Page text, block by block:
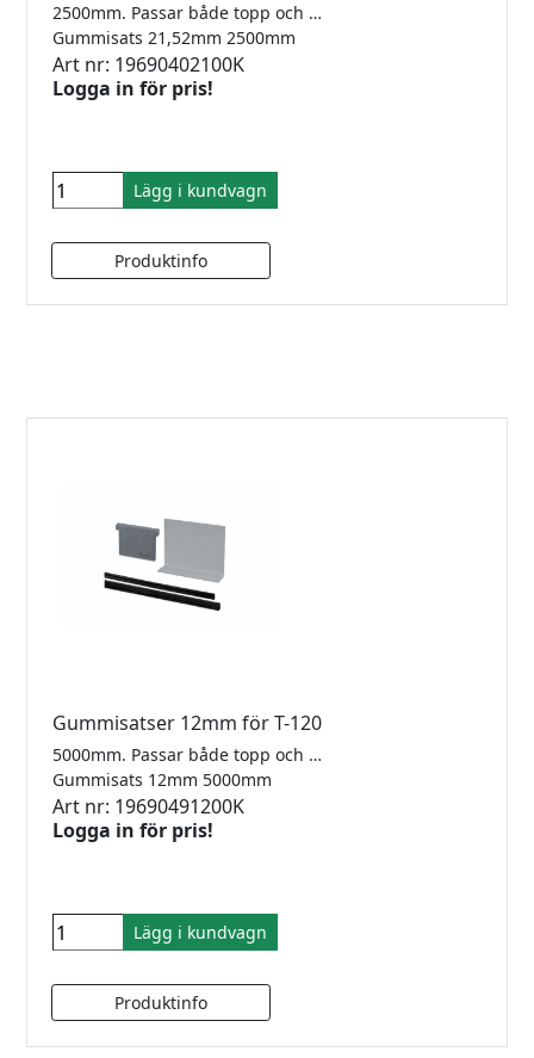
2500mm. Passar både topp och sidomonterad T120
Gummisats 21,52mm 2500mm
Art nr: 19690402100K
Logga in för pris!
Lägg i kundvagn
Gummisatser 12mm för T-120
5000mm. Passar både topp och sidomonterad T120
Gummisats 12mm 5000mm
Art nr: 19690491200K
Logga in för pris!
Lägg i kundvagn